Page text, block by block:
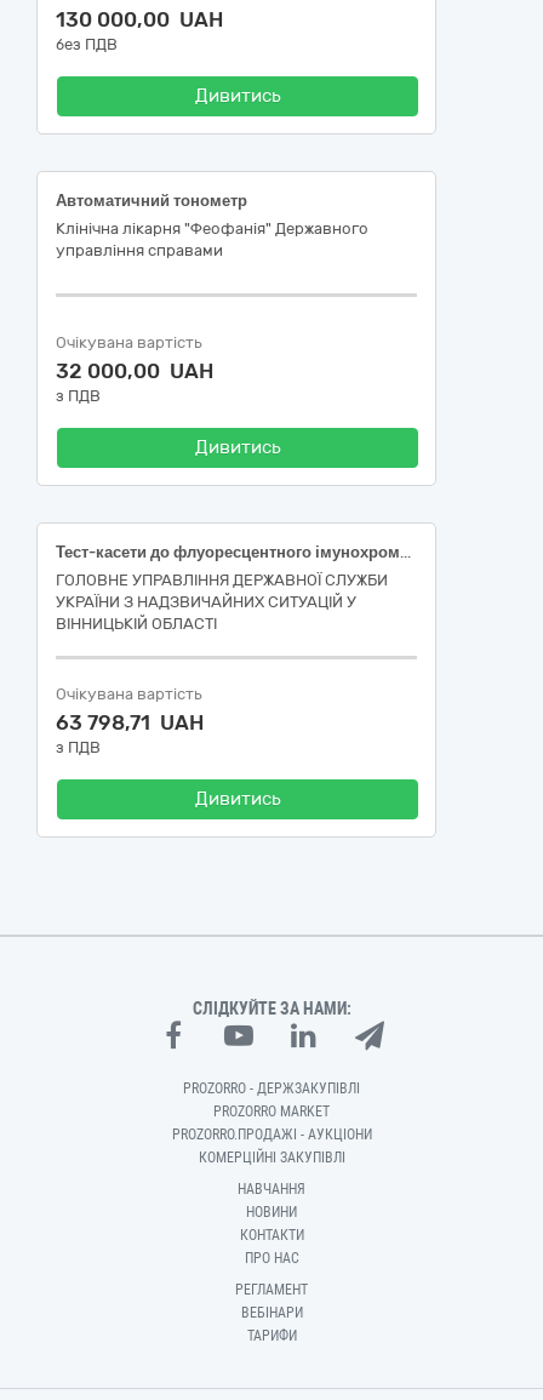
130 000,00 UAH
без ПДВ
Дивитись
Автоматичний тонометр
Клінічна лікарня "Феофанія" Державного
управління справами
Очікувана вартість
32 000,00 UAH
з ПДВ
Дивитись
Тест-касети до флуоресцентного імунохроматографічного аналізатора Genrui FA50 Код НК 024:2019:54412 (Вільний тироксин IVD) Код НК 024:2019:54384 (Тиреоїдний гормон (ТТГ) IVD, набір) Код НК 024:2019:61295 (Численні маркери серцево-судинних захворювань IVD) Код НК 024:2019:47352 — Натрійуретичний білок типу B/N-кінцевий натрійуретичний пептид pro b-типу IVD (діагностика in vitro) Код НК 024:2019:53707 (C-реактивний білок (СРБ) IVD) (ДК 021:2015:33120000-7 Системи реєстрації медичної інформації та дослідне обладнання)
ГОЛОВНЕ УПРАВЛІННЯ ДЕРЖАВНОЇ СЛУЖБИ
УКРАЇНИ З НАДЗВИЧАЙНИХ СИТУАЦІЙ У
ВІННИЦЬКІЙ ОБЛАСТІ
Очікувана вартість
63 798,71 UAH
з ПДВ
Дивитись
СЛІДКУЙТЕ ЗА НАМИ:
PROZORRO - ДЕРЖЗАКУПІВЛІ
PROZORRO MARKET
PROZORRO.ПРОДАЖІ - АУКЦІОНИ
КОМЕРЦІЙНІ ЗАКУПІВЛІ
НАВЧАННЯ
НОВИНИ
КОНТАКТИ
ПРО НАС
РЕГЛАМЕНТ
ВЕБІНАРИ
ТАРИФИ